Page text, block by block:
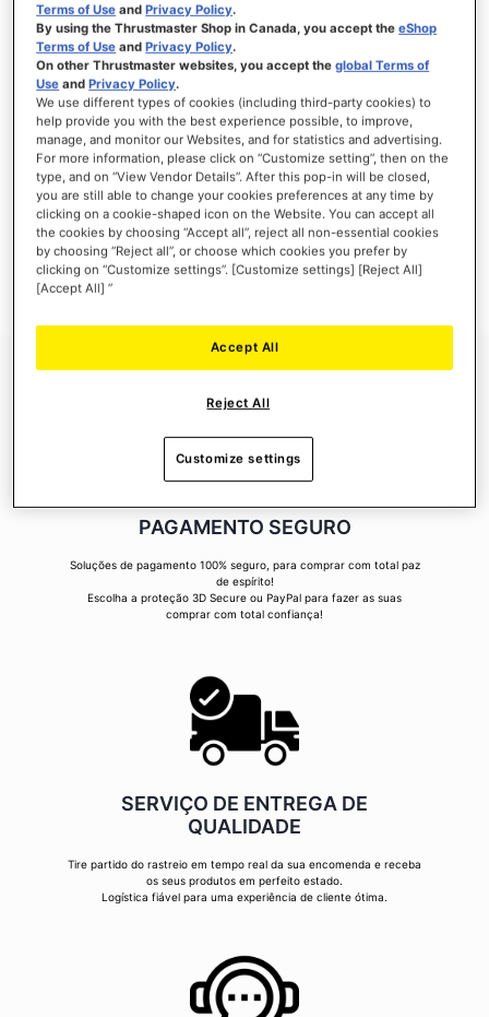
Esqueceu-se da Palavra-passe?
NOVOS CLIENTES
Criar uma conta online tem muitas vantagens: finalizar as encomendas mais
rapidamente, gravar mais que uma morada, seguir o estado das suas encomendas e
muito mais.
CRIAR UMA CONTA
PAGAMENTO SEGURO
Soluções de pagamento 100% seguro, para comprar com total paz
de espírito!
Escolha a proteção 3D Secure ou PayPal para fazer as suas
comprar com total confiança!
SERVIÇO DE ENTREGA DE
QUALIDADE
Tire partido do rastreio em tempo real da sua encomenda e receba
os seus produtos em perfeito estado.
Logística fiável para uma experiência de cliente ótima.
Terms of Use andPrivacy Policy.
By using the Thrustmaster Shop in Canada, you accept theeShop
Terms of Use andPrivacy Policy.
On other Thrustmaster websites, you accept theglobal Terms of
Use andPrivacy Policy.
We use different types of cookies (including third-party cookies) to
help provide you with the best experience possible, to improve,
manage, and monitor our Websites, and for statistics and advertising.
For more information, please click on “Customize setting”, then on the
type, and on “View Vendor Details”. After this pop-in will be closed,
you are still able to change your cookies preferences at any time by
clicking on a cookie-shaped icon on the Website. You can accept all
the cookies by choosing “Accept all”, reject all non-essential cookies
by choosing “Reject all”, or choose which cookies you prefer by
clicking on “Customize settings”. [Customize settings] [Reject All]
[Accept All] ”
Reject All
Accept All
Customize settings